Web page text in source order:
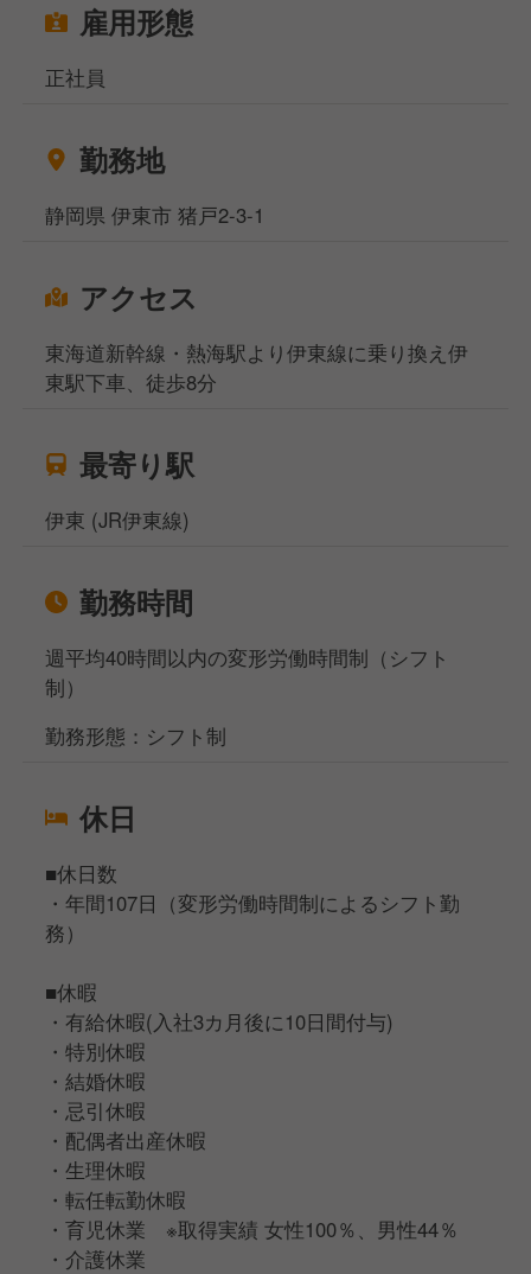
雇用形態
正社員
勤務地
静岡県 伊東市 猪戸2-3-1
アクセス
東海道新幹線・熱海駅より伊東線に乗り換え伊
東駅下車、徒歩8分
最寄り駅
伊東 (JR伊東線)
勤務時間
週平均40時間以内の変形労働時間制（シフト
制）
勤務形態：シフト制
休日
■休日数
・年間107日（変形労働時間制によるシフト勤
務）
■休暇
・有給休暇(入社3カ月後に10日間付与)
・特別休暇
・結婚休暇
・忌引休暇
・配偶者出産休暇
・生理休暇
・転任転勤休暇
・育児休業 ※取得実績 女性100％、男性44％
・介護休業